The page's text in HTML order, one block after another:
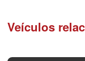
Veículos